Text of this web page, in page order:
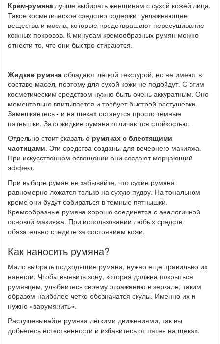
Крем-румяна лучше выбирать женщинам с сухой кожей лица.
Такое косметическое средство содержит увлажняющее
вещества и масла, которые предотвращают пересушивание
кожных покровов. К минусам кремообразных румян можно
отнести то, что они быстро стираются.
Жидкие румяна обладают лёгкой текстурой, но не имеют в
составе масел, поэтому для сухой кожи не подойдут. С этим
косметическим средством нужно быть очень аккуратным. Оно
моментально впитывается и требует быстрой растушевки.
Замешкаетесь - и на щеках останутся просто тёмные
пятнышки. Зато жидкие румяна отличаются стойкостью.
Отдельно стоит сказать о румянах с блестящими
частицами. Эти средства созданы для вечернего макияжа.
При искусственном освещении они создают мерцающий
эффект.
При выборе румян не забывайте, что сухие румяна
равномерно ложатся только на сухую пудру. На тональном
креме они будут собираться в темные пятнышки.
Кремообразные румяна хорошо соединятся с аналогичной
основой макияжа. При использовании любых средств
обязательно следите за состоянием кожи.
Как наносить румяна?
Мало выбрать подходящие румяна, нужно еще правильно их
нанести. Чтобы выявить зону, которая должна покрыться
румянцем, улыбнитесь своему отражению в зеркале, таким
образом наиболее четко обозначатся скулы. Именно их и
нужно «зарумянить».
Растушевывайте румяна лёгкими движениями, так вы
добьётесь естественности и избавитесь от пятен на щеках.